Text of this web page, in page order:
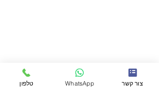
הזמנות בווצאפ:
050-47-57-365
051-296-2006
טלפון WhatsApp צור קשר